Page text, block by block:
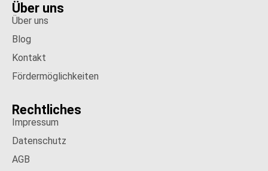
Über uns
Über uns
Blog
Kontakt
Fördermöglichkeiten
Rechtliches
Impressum
Datenschutz
AGB